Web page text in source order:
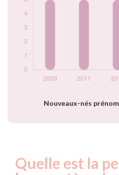
Nouveaux-nés
Quelle est la